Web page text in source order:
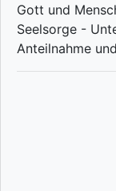
Gott und
Seelsorge -
Anteilnahme